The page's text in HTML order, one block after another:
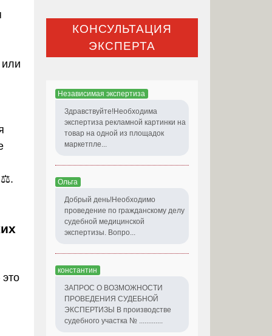
⚖️.
КОНСУЛЬТАЦИЯ
ЭКСПЕРТА
Независимая экспертиза
Здравствуйте!Необходима
экспертиза рекламной картинки на
товар на одной из площадок
маркетпле...
Ольга
Добрый день!Необходимо
проведение по гражданскому делу
судебной медицинской
экспертизы. Вопро...
константин
ЗАПРОС О ВОЗМОЖНОСТИ
ПРОВЕДЕНИЯ СУДЕБНОЙ
ЭКСПЕРТИЗЫ В производстве
судебного участка № .............